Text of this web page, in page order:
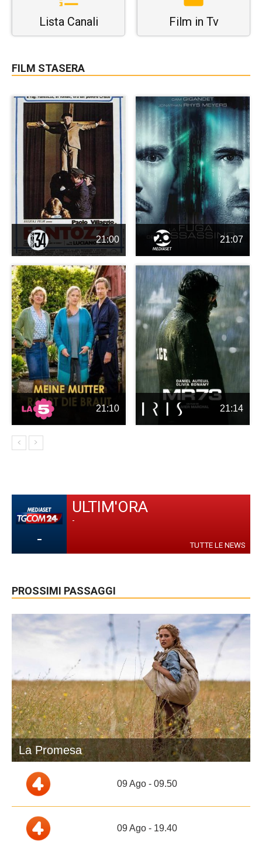
Lista Canali Film in Tv
FILM STASERA
21:00 21:07
21:10 21:14
-
ULTIM'ORA
-
TUTTE LE NEWS
PROSSIMI PASSAGGI
La Promesa
09 Ago - 09.50
09 Ago - 19.40